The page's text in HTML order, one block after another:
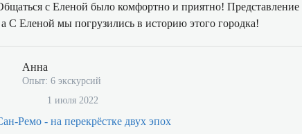
с Еленой было комфортно и приятно!
а С Еленой мы погрузились в историю этого городка!
Анна
Опыт: 6 экскурсий
1 июля 2022
Ремо - на перекрёстке двух эпох